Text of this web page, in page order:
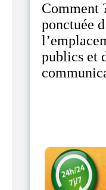
Comment
ponctuée
publics et